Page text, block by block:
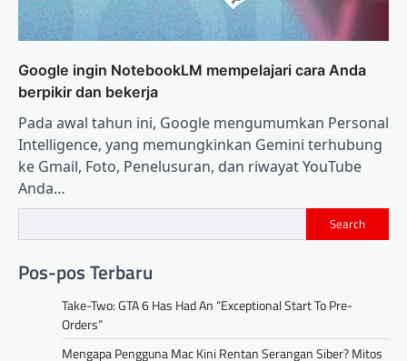
Google ingin NotebookLM mempelajari cara Anda
berpikir dan bekerja
Pada awal tahun ini, Google mengumumkan Personal
Intelligence, yang memungkinkan Gemini terhubung
ke Gmail, Foto, Penelusuran, dan riwayat YouTube
Anda…
Search
Pos-pos Terbaru
Take-Two: GTA 6 Has Had An “Exceptional Start To Pre-
Orders”
Mengapa Pengguna Mac Kini Rentan Serangan Siber? Mitos